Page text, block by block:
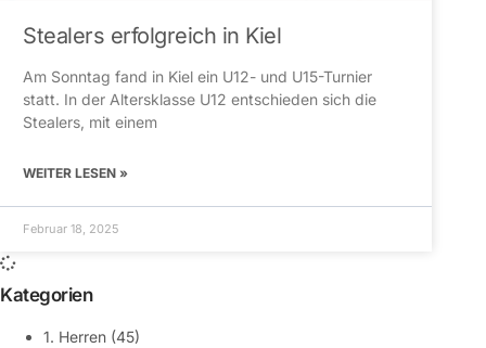
Stealers erfolgreich in Kiel
Am Sonntag fand in Kiel ein U12- und U15-Turnier
statt. In der Altersklasse U12 entschieden sich die
Stealers, mit einem
WEITER LESEN »
Februar 18, 2025
Kategorien
1. Herren (45)